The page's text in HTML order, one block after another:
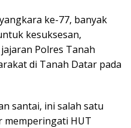
ke-77, banyak
kesuksesan,
Polres Tanah
di Tanah Datar pada
santai, ini salah satu
memperingati HUT